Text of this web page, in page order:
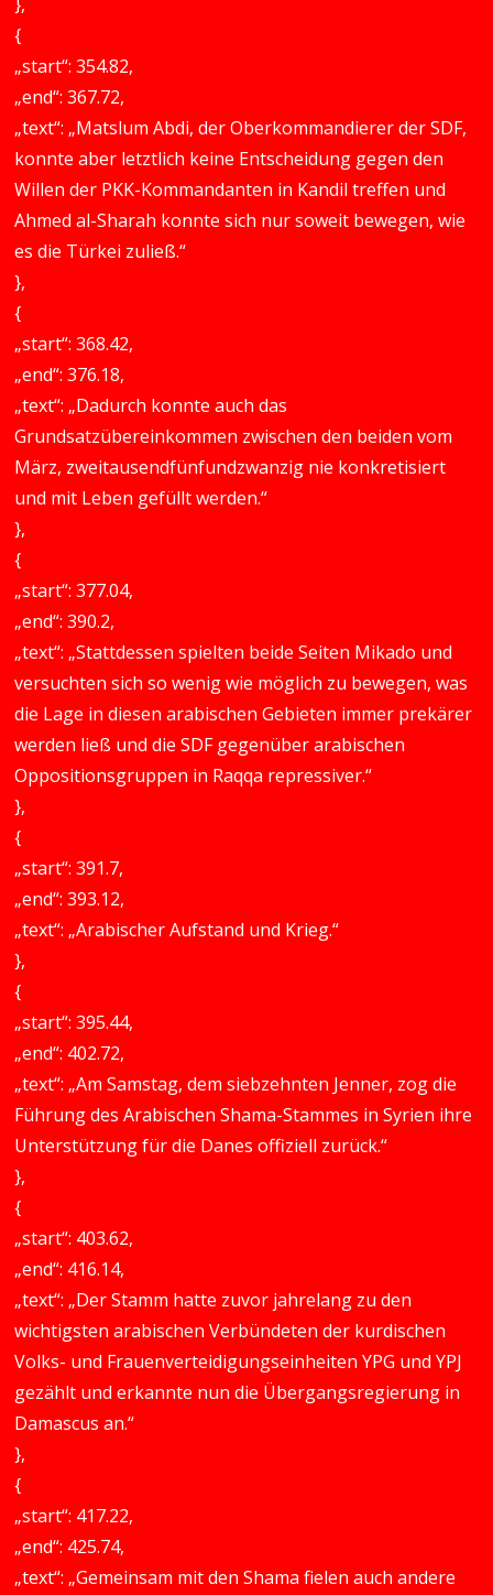
},
{
„start“: 354.82,
„end“: 367.72,
„text“: „Matslum Abdi, der Oberkommandierer der SDF,
konnte aber letztlich keine Entscheidung gegen den
Willen der PKK-Kommandanten in Kandil treffen und
Ahmed al-Sharah konnte sich nur soweit bewegen, wie
es die Türkei zuließ.“
},
{
„start“: 368.42,
„end“: 376.18,
„text“: „Dadurch konnte auch das
Grundsatzübereinkommen zwischen den beiden vom
März, zweitausendfünfundzwanzig nie konkretisiert
und mit Leben gefüllt werden.“
},
{
„start“: 377.04,
„end“: 390.2,
„text“: „Stattdessen spielten beide Seiten Mikado und
versuchten sich so wenig wie möglich zu bewegen, was
die Lage in diesen arabischen Gebieten immer prekärer
werden ließ und die SDF gegenüber arabischen
Oppositionsgruppen in Raqqa repressiver.“
},
{
„start“: 391.7,
„end“: 393.12,
„text“: „Arabischer Aufstand und Krieg.“
},
{
„start“: 395.44,
„end“: 402.72,
„text“: „Am Samstag, dem siebzehnten Jenner, zog die
Führung des Arabischen Shama-Stammes in Syrien ihre
Unterstützung für die Danes offiziell zurück.“
},
{
„start“: 403.62,
„end“: 416.14,
„text“: „Der Stamm hatte zuvor jahrelang zu den
wichtigsten arabischen Verbündeten der kurdischen
Volks- und Frauenverteidigungseinheiten YPG und YPJ
gezählt und erkannte nun die Übergangsregierung in
Damascus an.“
},
{
„start“: 417.22,
„end“: 425.74,
„text“: „Gemeinsam mit den Shama fielen auch andere